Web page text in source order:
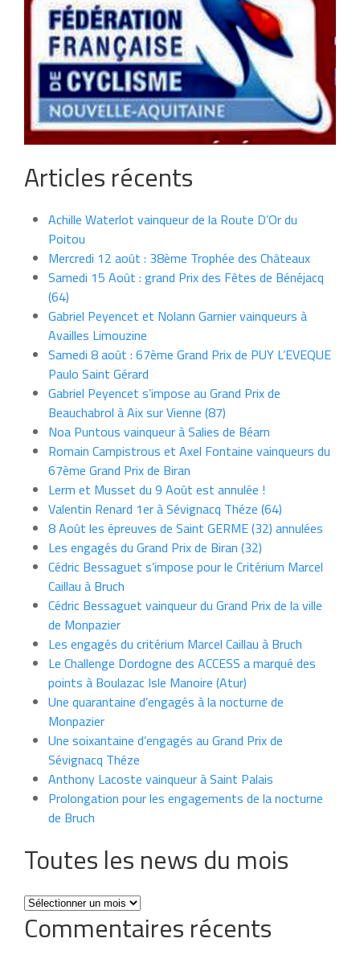
Articles récents
Achille Waterlot vainqueur de la Route D’Or du
Poitou
Mercredi 12 août : 38ème Trophée des Châteaux
Samedi 15 Août : grand Prix des Fêtes de Bénéjacq
(64)
Gabriel Peyencet et Nolann Garnier vainqueurs à
Availles Limouzine
Samedi 8 août : 67ème Grand Prix de PUY L’EVEQUE
Paulo Saint Gérard
Gabriel Peyencet s’impose au Grand Prix de
Beauchabrol à Aix sur Vienne (87)
Noa Puntous vainqueur à Salies de Béarn
Romain Campistrous et Axel Fontaine vainqueurs du
67ème Grand Prix de Biran
Lerm et Musset du 9 Août est annulée !
Valentin Renard 1er à Sévignacq Théze (64)
8 Août les épreuves de Saint GERME (32) annulées
Les engagés du Grand Prix de Biran (32)
Cédric Bessaguet s’impose pour le Critérium Marcel
Caillau à Bruch
Cédric Bessaguet vainqueur du Grand Prix de la ville
de Monpazier
Les engagés du critérium Marcel Caillau à Bruch
Le Challenge Dordogne des ACCESS a marqué des
points à Boulazac Isle Manoire (Atur)
Une quarantaine d’engagés à la nocturne de
Monpazier
Une soixantaine d’engagés au Grand Prix de
Sévignacq Théze
Anthony Lacoste vainqueur à Saint Palais
Prolongation pour les engagements de la nocturne
de Bruch
Toutes les news du mois
Toutes
les
news
Commentaires récents